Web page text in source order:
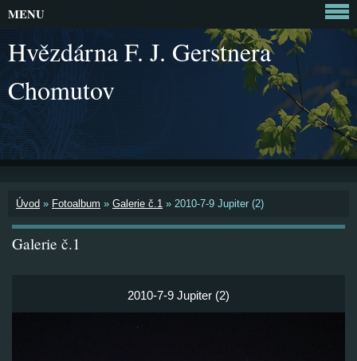
Hvězdárna F. J. Gerstnera
Chomutov
Úvod » Fotoalbum » Galerie č.1 » 2010-7-9 Jupiter (2)
Galerie č.1
2010-7-9 Jupiter (2)
MENU